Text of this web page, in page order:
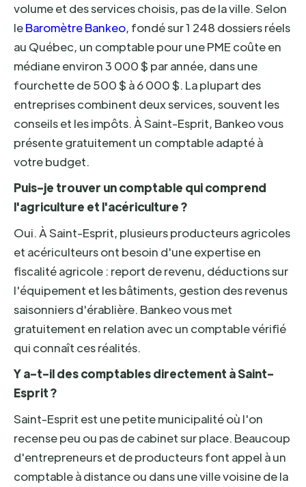
volume et des services choisis, pas de la ville. Selon
leBaromètre Bankeo, fondé sur 1 248 dossiers réels
au Québec, un comptable pour une PME coûte en
médiane environ 3 000 $ par année, dans une
fourchette de 500 $ à 6 000 $. La plupart des
entreprises combinent deux services, souvent les
conseils et les impôts. À Saint-Esprit, Bankeo vous
présente gratuitement un comptable adapté à
votre budget.
Puis-je trouver un comptable qui comprend
l'agriculture et l'acériculture ?
Oui. À Saint-Esprit, plusieurs producteurs agricoles
et acériculteurs ont besoin d'une expertise en
fiscalité agricole : report de revenu, déductions sur
l'équipement et les bâtiments, gestion des revenus
saisonniers d'érablière. Bankeo vous met
gratuitement en relation avec un comptable vérifié
qui connaît ces réalités.
Y a-t-il des comptables directement à Saint-
Esprit ?
Saint-Esprit est une petite municipalité où l'on
recense peu ou pas de cabinet sur place. Beaucoup
d'entrepreneurs et de producteurs font appel à un
comptable à distance ou dans une ville voisine de la